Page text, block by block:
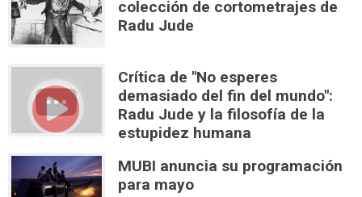
colección de cortometrajes de
Radu Jude
Crítica de "No esperes
demasiado del fin del mundo":
Radu Jude y la filosofía de la
estupidez humana
MUBI anuncia su programación
para mayo